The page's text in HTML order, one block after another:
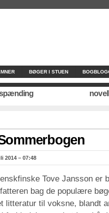
BØGER I STUEN
2014 – 07:48
Tove Jansson er
bag de populære
litteratur til voksne, blandt